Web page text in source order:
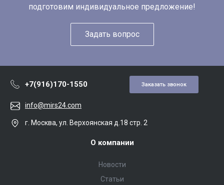
подготовим индивидуальное предложение!
Задать вопрос
+7(916)170-1550 Заказать звонок
info@mirs24.com
г. Москва, ул. Верхоянская д.18 стр. 2
О компании
Новости
Статьи